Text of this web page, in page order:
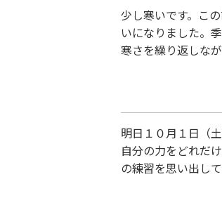
少し寒いです。こ
いになりました。
寒さを繰り返しな
明日１０月１日（
自分の力をどれだ
の練習を思い出し